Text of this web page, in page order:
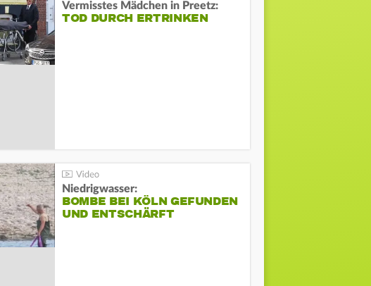
Vermisstes Mädchen in Preetz:
TOD DURCH ERTRINKEN
Niedrigwasser:
BOMBE BEI KÖLN GEFUNDEN
UND ENTSCHÄRFT